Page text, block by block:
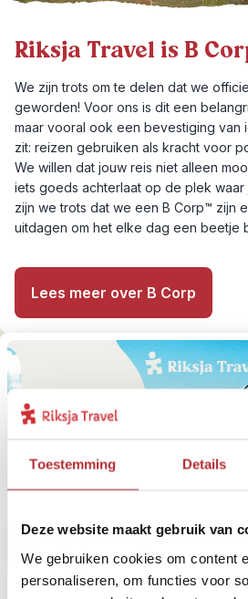
Toestemming Details
Deze website maakt gebruik van
We gebruiken cookies om content
personaliseren, om functies voor
Riksja Travel is B
We zijn trots om te delen dat we
geworden! Voor ons is dit een
maar vooral ook een bevestiging van
zit: reizen gebruiken als kracht voor
We willen dat jouw reis niet alleen
iets goeds achterlaat op de plek waar
zijn we trots dat we een B Corp™ zijn
uitdagen om het elke dag een beetje
Lees meer over B Corp